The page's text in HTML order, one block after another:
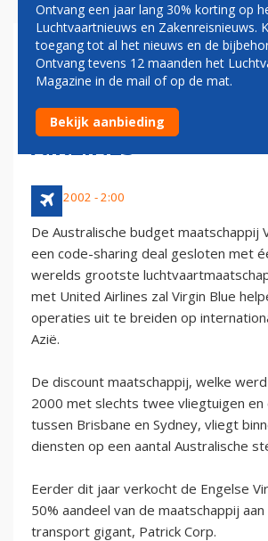
CODE-SHARE
OVEREENKOMST
VIRGIN BLUE EN
AIRLINES
6 juni 2002 - 2:00
De Australische budget maatschappij
een code-sharing deal gesloten met
werelds grootste
met United Airlines zal Virgin Blue
operaties uit te breiden op
Azië.
De discount maatschappij, welke
2000 met slechts twee vliegtuigen en
tussen Brisbane en Sydney, vliegt
diensten op een aantal Australische
Eerder dit jaar verkocht de Engelse
50% aandeel van de maatschappij
transport gigant, Patrick Corp.
Ontvang een jaar lang 30% korting op
Luchtvaartnieuws en Zakenreisnieuws.
toegang tot al het nieuws en de
Ontvang tevens 12 maanden het
Magazine in de mail of op de mat.
Bekijk aanbieding